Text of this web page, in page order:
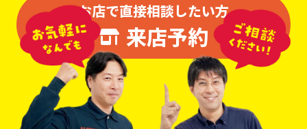
お店で直接相談したい方
来店予約